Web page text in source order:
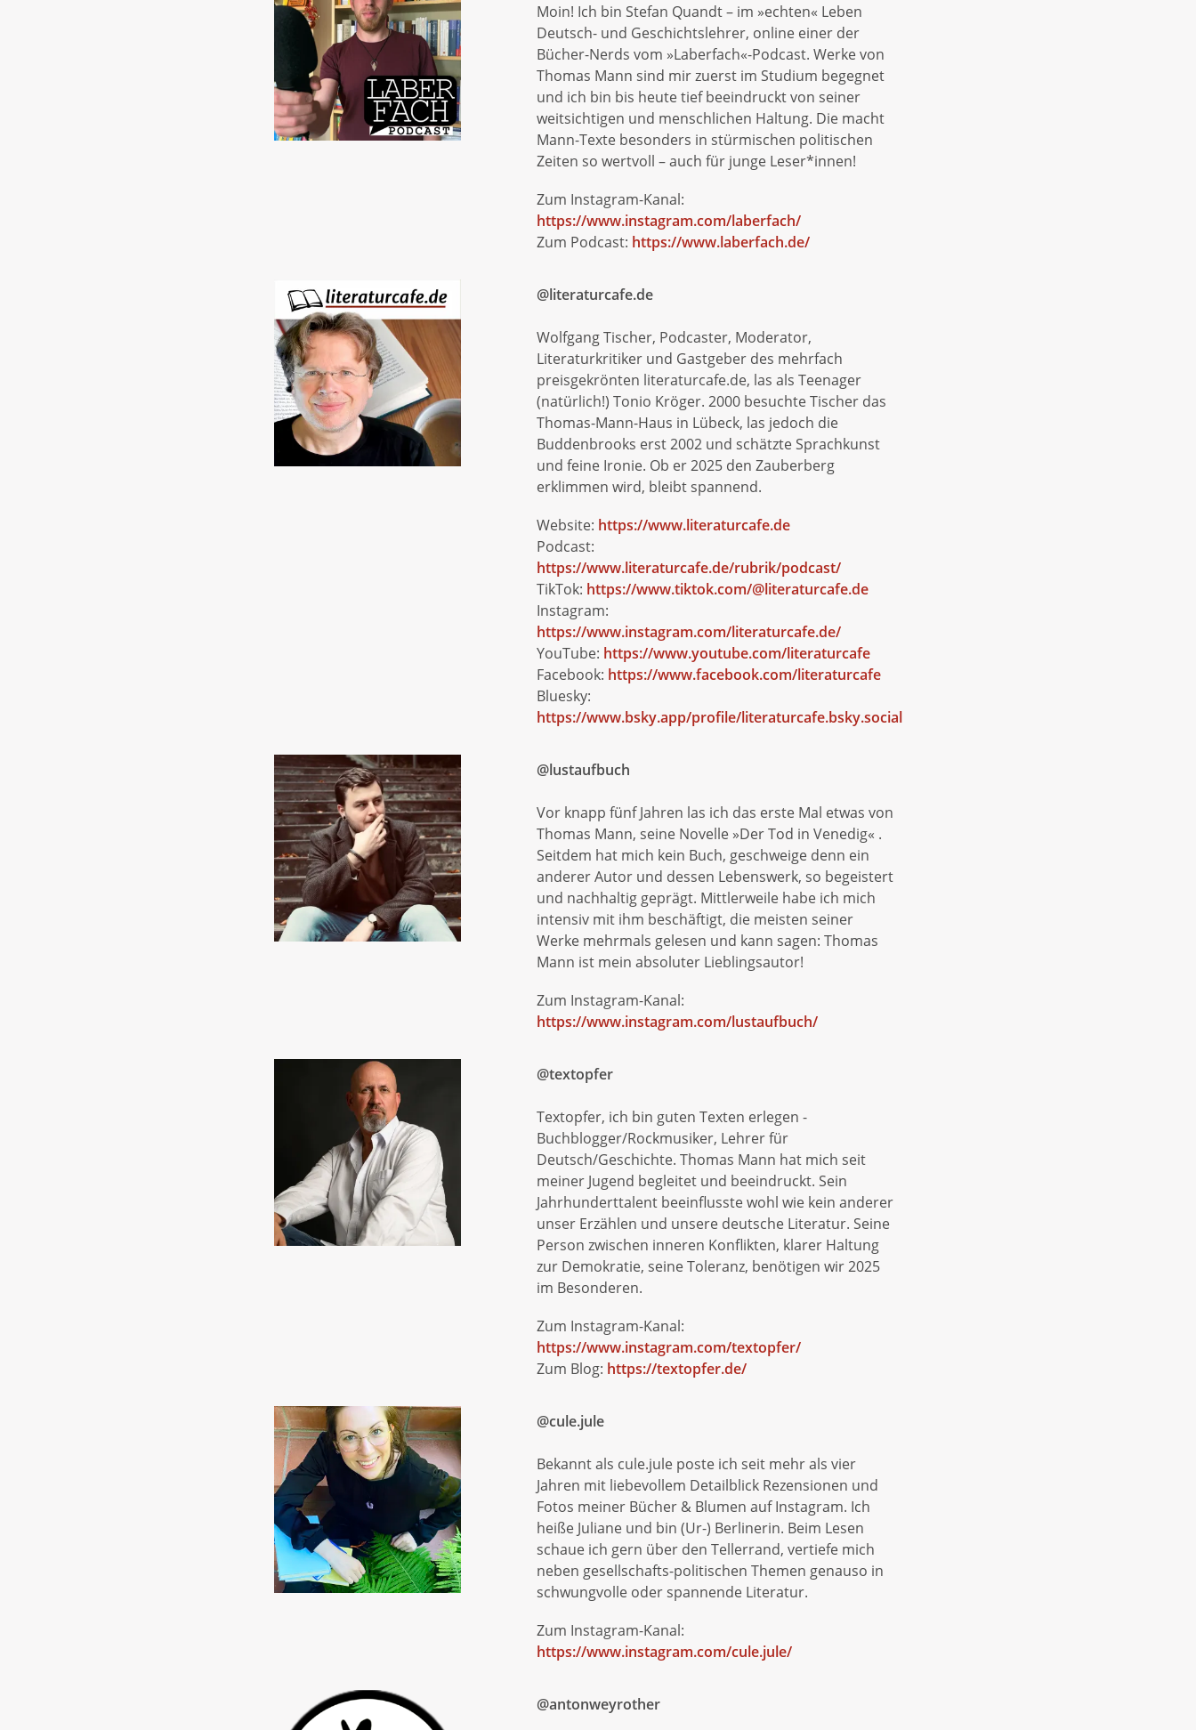
Moin! Ich bin Stefan Quandt – im »echten« Leben
Deutsch- und Geschichtslehrer, online einer der
Bücher-Nerds vom »Laberfach«-Podcast. Werke von
Thomas Mann sind mir zuerst im Studium begegnet
und ich bin bis heute tief beeindruckt von seiner
weitsichtigen und menschlichen Haltung. Die macht
Mann-Texte besonders in stürmischen politischen
Zeiten so wertvoll – auch für junge Leser*innen!
Zum Instagram-Kanal:
https://www.instagram.com/laberfach/
Zum Podcast: https://www.laberfach.de/
@literaturcafe.de
Wolfgang Tischer, Podcaster, Moderator,
Literaturkritiker und Gastgeber des mehrfach
preisgekrönten literaturcafe.de, las als Teenager
(natürlich!) Tonio Kröger. 2000 besuchte Tischer das
Thomas-Mann-Haus in Lübeck, las jedoch die
Buddenbrooks erst 2002 und schätzte Sprachkunst
und feine Ironie. Ob er 2025 den Zauberberg
erklimmen wird, bleibt spannend.
Website: https://www.literaturcafe.de
Podcast:
https://www.literaturcafe.de/rubrik/podcast/
TikTok: https://www.tiktok.com/@literaturcafe.de
Instagram:
https://www.instagram.com/literaturcafe.de/
YouTube: https://www.youtube.com/literaturcafe
Facebook: https://www.facebook.com/literaturcafe
Bluesky:
https://www.bsky.app/profile/literaturcafe.bsky.social
@lustaufbuch
Vor knapp fünf Jahren las ich das erste Mal etwas von
Thomas Mann, seine Novelle »Der Tod in Venedig« .
Seitdem hat mich kein Buch, geschweige denn ein
anderer Autor und dessen Lebenswerk, so begeistert
und nachhaltig geprägt. Mittlerweile habe ich mich
intensiv mit ihm beschäftigt, die meisten seiner
Werke mehrmals gelesen und kann sagen: Thomas
Mann ist mein absoluter Lieblingsautor!
Zum Instagram-Kanal:
https://www.instagram.com/lustaufbuch/
@textopfer
Textopfer, ich bin guten Texten erlegen -
Buchblogger/Rockmusiker, Lehrer für
Deutsch/Geschichte. Thomas Mann hat mich seit
meiner Jugend begleitet und beeindruckt. Sein
Jahrhunderttalent beeinflusste wohl wie kein anderer
unser Erzählen und unsere deutsche Literatur. Seine
Person zwischen inneren Konflikten, klarer Haltung
zur Demokratie, seine Toleranz, benötigen wir 2025
im Besonderen.
Zum Instagram-Kanal:
https://www.instagram.com/textopfer/
Zum Blog: https://textopfer.de/
@cule.jule
Bekannt als cule.jule poste ich seit mehr als vier
Jahren mit liebevollem Detailblick Rezensionen und
Fotos meiner Bücher & Blumen auf Instagram. Ich
heiße Juliane und bin (Ur-) Berlinerin. Beim Lesen
schaue ich gern über den Tellerrand, vertiefe mich
neben gesellschafts-politischen Themen genauso in
schwungvolle oder spannende Literatur.
Zum Instagram-Kanal:
https://www.instagram.com/cule.jule/
@antonweyrother